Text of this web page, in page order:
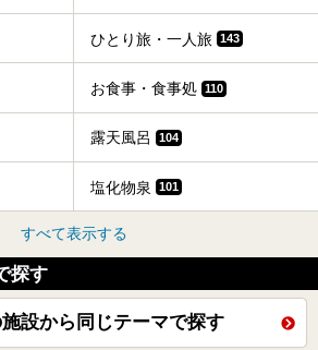
ひとり旅・一人旅 143
お食事・食事処 110
露天風呂 104
塩化物泉 101
すべて表示する
探す
設から同じテーマで探す